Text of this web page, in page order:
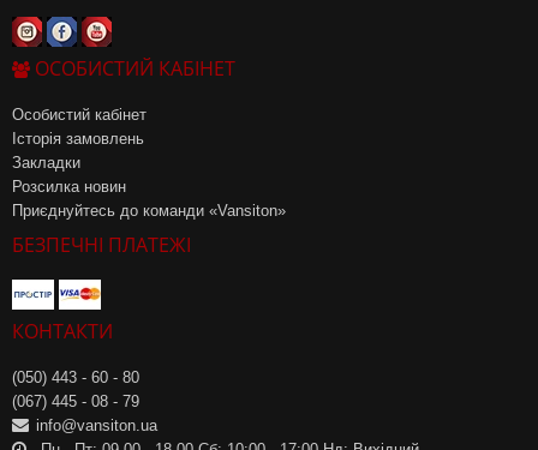
ОСОБИСТИЙ КАБІНЕТ
Особистий кабінет
Історія замовлень
Закладки
Розсилка новин
Приєднуйтесь до команди «Vansiton»
БЕЗПЕЧНІ ПЛАТЕЖІ
КОНТАКТИ
(050) 443 - 60 - 80
(067) 445 - 08 - 79
info@vansiton.ua